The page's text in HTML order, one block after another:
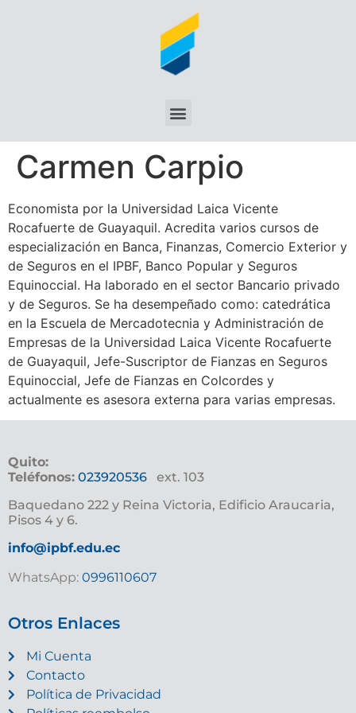
Carmen Carpio
Economista por la Universidad Laica Vicente
Rocafuerte de Guayaquil. Acredita varios cursos de
especialización en Banca, Finanzas, Comercio Exterior y
de Seguros en el IPBF, Banco Popular y Seguros
Equinoccial. Ha laborado en el sector Bancario privado
y de Seguros. Se ha desempeñado como: catedrática
en la Escuela de Mercadotecnia y Administración de
Empresas de la Universidad Laica Vicente Rocafuerte
de Guayaquil, Jefe-Suscriptor de Fianzas en Seguros
Equinoccial, Jefe de Fianzas en Colcordes y
actualmente es asesora externa para varias empresas.
Quito:
Teléfonos: 023920536 ext. 103
Baquedano 222 y Reina Victoria, Edificio Araucaria,
Pisos 4 y 6.
info@ipbf.edu.ec
WhatsApp: 0996110607
Otros Enlaces
Mi Cuenta
Contacto
Política de Privacidad